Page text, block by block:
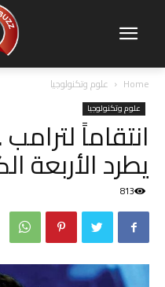
Home علوم وتكنولوجيا
علوم وتكنولوجيا
انتقاماً
يطرد الأربعة
813